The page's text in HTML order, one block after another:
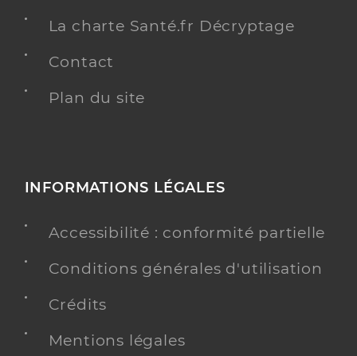
La charte Santé.fr Décryptage
Contact
Plan du site
INFORMATIONS LÉGALES
Accessibilité : conformité partielle
Conditions générales d'utilisation
Crédits
Mentions légales